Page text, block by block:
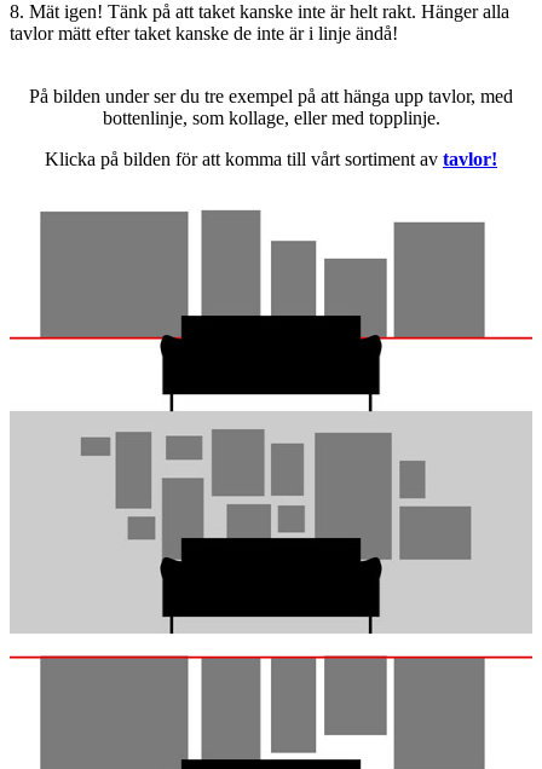
8. Mät igen! Tänk på att taket kanske inte är helt rakt. Hänger alla
tavlor mätt efter taket kanske de inte är i linje ändå!
På bilden under ser du tre exempel på att hänga upp tavlor, med
bottenlinje, som kollage, eller med topplinje.
Klicka på bilden för att komma till vårt sortiment av tavlor!